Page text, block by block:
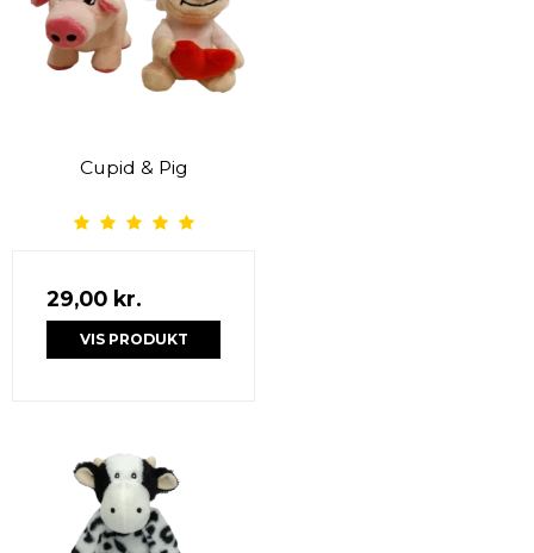
Cupid & Pig
29,00 kr.
VIS PRODUKT